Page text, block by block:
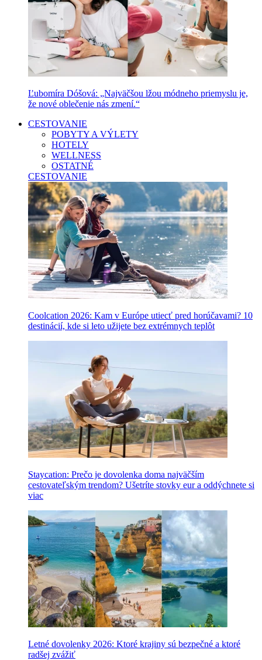
Ľubomíra Dóšová: „Najväčšou lžou módneho priemyslu je,
že nové oblečenie nás zmení.“
CESTOVANIE
POBYTY A VÝLETY
HOTELY
WELLNESS
OSTATNÉ
CESTOVANIE
Coolcation 2026: Kam v Európe utiecť pred horúčavami? 10
destinácií, kde si leto užijete bez extrémnych teplôt
Staycation: Prečo je dovolenka doma najväčším
cestovateľským trendom? Ušetríte stovky eur a oddýchnete si
viac
Letné dovolenky 2026: Ktoré krajiny sú bezpečné a ktoré
radšej zvážiť